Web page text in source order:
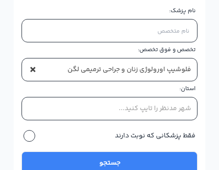
نام پزشک:
تخصص و فوق تخصص:
× فلوشیپ اورولوژی زنان و جراحی ترمیمی لگن
استان:
شهر مدنظر را تایپ کنید...
فقط پزشکانی که نوبت دارند
جستجو